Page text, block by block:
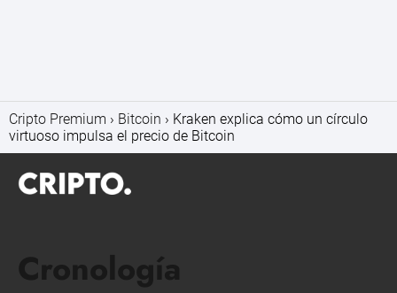
Cripto Premium Bitcoin
Kraken explica cómo un círculo
virtuoso impulsa el precio de Bitcoin
Cronología